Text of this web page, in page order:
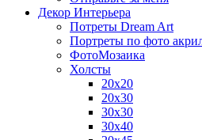
Декор Интерьера
Потреты Dream Art
Портреты по фото
ФотоМозаика
Холсты
20х20
20х30
30х30
30х40